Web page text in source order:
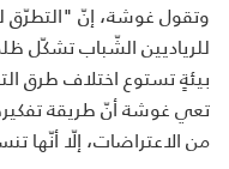
وتقول غوشة، إنّ "التطرّق
للرياديين الشّباب تشكّل
بيئةٍ تستوع اختلاف طرق
تعي غوشة أنّ طريقة
من الاعتراضات، إلّا أنّها